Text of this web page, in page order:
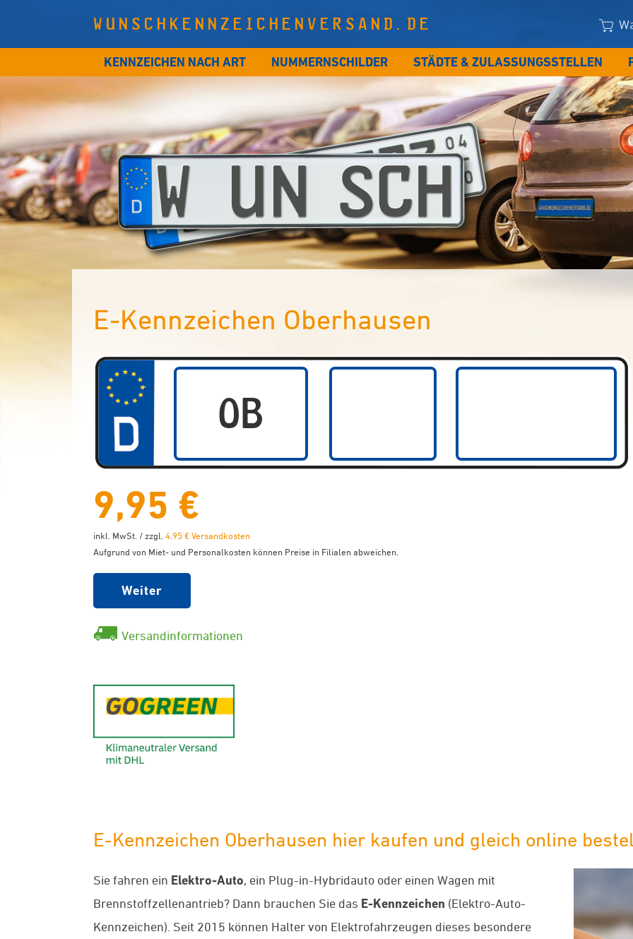
WUNSCHKENNZEICHENVERSAND.DE
KENNZEICHEN NACH ART NUMMERNSCHILDER STÄDTE & ZULASSUNGSSTELLEN
E-Kennzeichen Oberhausen
9,95 €
inkl. MwSt. / zzgl. 4,95 € Versandkosten
Aufgrund von Miet- und Personalkosten können Preise in Filialen abweichen.
Weiter
Versandinformationen
E-Kennzeichen Oberhausen hier kaufen und gleich online
Sie fahren ein Elektro-Auto , ein Plug-in-Hybridauto oder einen Wagen mit
Brennstoffzellenantrieb? Dann brauchen Sie das E-Kennzeichen (Elektro-Auto-
Kennzeichen). Seit 2015 können Halter von Elektrofahrzeugen dieses besondere